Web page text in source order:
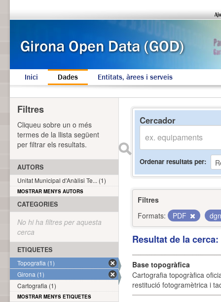
Inici Dades Entitats, àrees i serveis
Cercador
Ordenar resultats per
Filtres
Formats:
PDF
Resultat de la
Base topogràfica
Cartografia topogràfica
restitució fotogramètrica i
Filtres
Cliqueu sobre un o més
termes de la llista següent
per filtrar els resultats.
AUTORS
Unitat Municipal d'Anàlisi Te... (1)
MOSTRAR MENYS AUTORS
CATEGORIES
No hi ha filtres per aquesta
cerca
ETIQUETES
Topografia (1)
Girona (1)
Cartografia (1)
MOSTRAR MENYS ETIQUETES